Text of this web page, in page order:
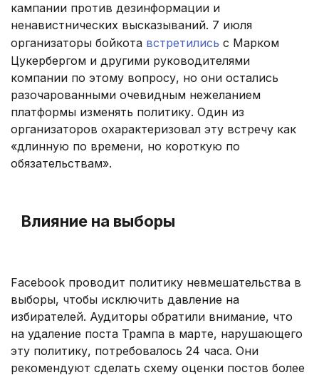
кампании против дезинформации и
ненавистнических высказываний. 7 июля
организаторы бойкота встретились с Марком
Цукербергом и другими руководителями
компании по этому вопросу, но они остались
разочарованными очевидным нежеланием
платформы изменять политику. Один из
организаторов охарактеризовал эту встречу как
«длинную по времени, но короткую по
обязательствам».
Влияние на выборы
Facebook проводит политику невмешательства в
выборы, чтобы исключить давление на
избирателей. Аудиторы обратили внимание, что
на удаление поста Трампа в марте, нарушающего
эту политику, потребовалось 24 часа. Они
рекомендуют сделать схему оценки постов более